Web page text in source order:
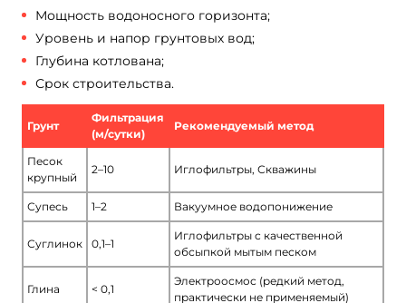
Мощность водоносного горизонта;
Уровень и напор грунтовых вод;
Глубина котлована;
Срок строительства.
Грунт
Фильтрация
(м/сутки)
Рекомендуемый метод
Песок
крупный
2–10 Иглофильтры, Скважины
Супесь 1–2 Вакуумное водопонижение
Суглинок 0,1–1
Иглофильтры с качественной
обсыпкой мытым песком
Глина < 0,1
Электроосмос (редкий метод,
практически не применяемый)